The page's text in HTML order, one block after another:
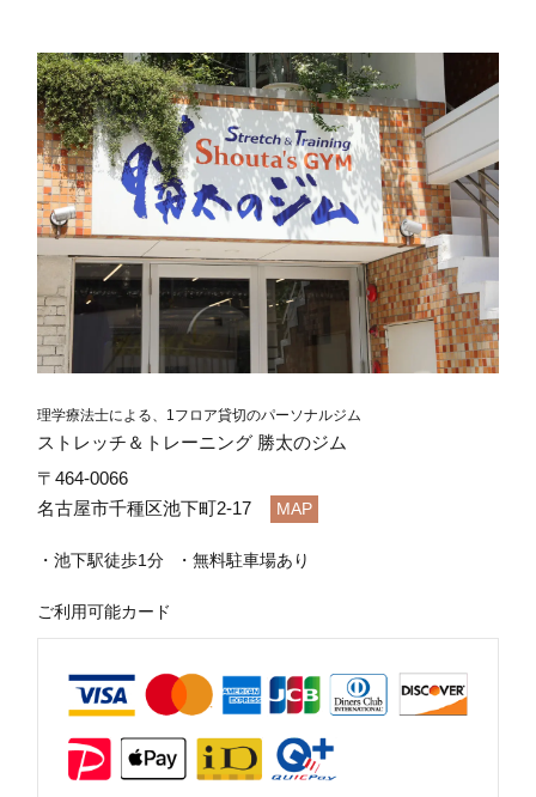
理学療法士による、1フロア貸切のパーソナルジム
ストレッチ＆トレーニング 勝太のジム
〒464-0066
名古屋市千種区池下町2-17
MAP
池下駅徒歩1分 無料駐車場あり
ご利用可能カード